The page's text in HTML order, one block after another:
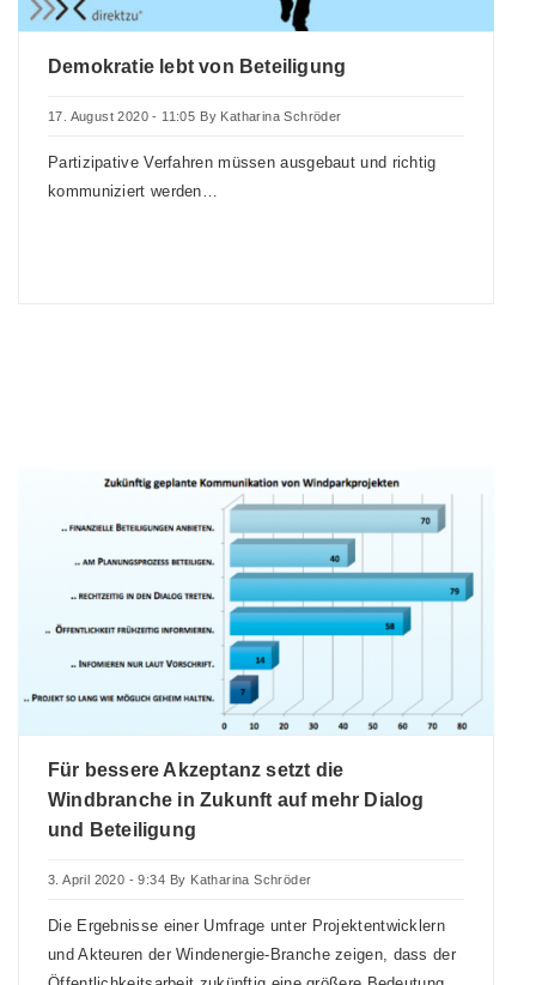
Demokratie lebt von Beteiligung
17. August 2020 - 11:05 By Katharina Schröder
Partizipative Verfahren müssen ausgebaut und richtig
kommuniziert werden…
Für bessere Akzeptanz setzt die
Windbranche in Zukunft auf mehr Dialog
und Beteiligung
3. April 2020 - 9:34 By Katharina Schröder
Die Ergebnisse einer Umfrage unter Projektentwicklern
und Akteuren der Windenergie-Branche zeigen, dass der